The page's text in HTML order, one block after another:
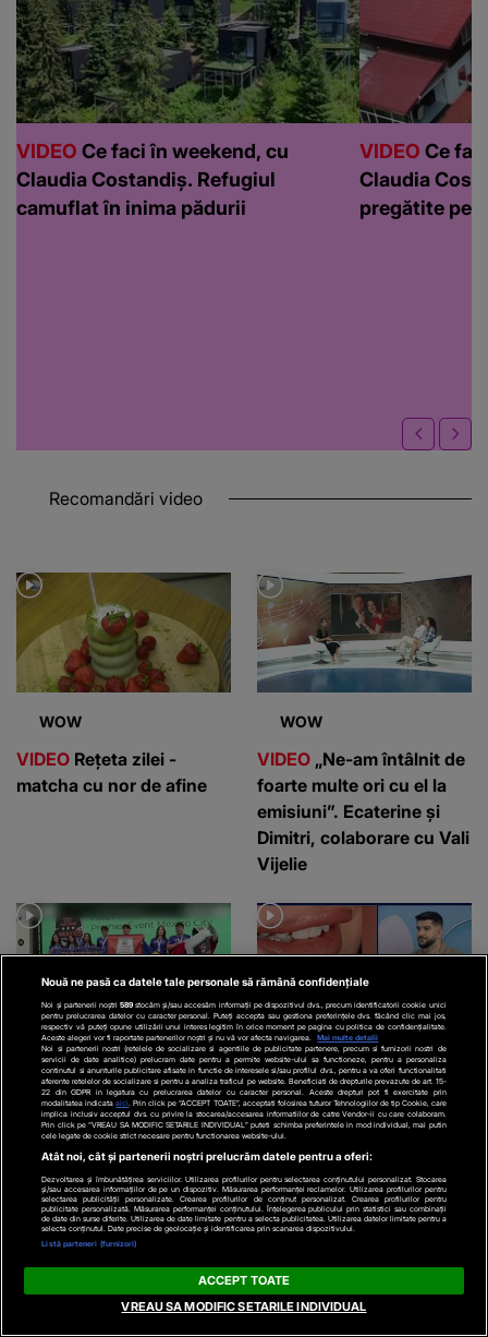
VIDEO Ce faci în weekend, cu
Claudia Costandiș. Refugiul
camuflat în inima pădurii
VIDEO Ce
Claudia
pregătite
Recomandări video
WOW
VIDEO Rețeta zilei -
matcha cu nor de afine
WOW
VIDEO „Ne-am întâlnit de
foarte multe ori cu el la
emisiuni”. Ecaterine și
Dimitri, colaborare cu Vali
Vijelie
WOW
VIDEO„Am plâns”. Elevii
din Turda au câștigat
marele trofeu la robotică
WOW
VIDEO„Efectele pot să fie
destul de rapide”.
Fumatul, dușmanul
danturii
Nouă ne pasă ca datele tale personale să rămână confidențiale
Noi și partenerii noștri 589stocăm și/sau accesăm informații pe dispozitivul dvs., precum identificatorii cookie unici
pentru prelucrarea datelor cu caracter personal. Puteți accepta sau gestiona preferințele dvs. făcând clic mai jos,
respectiv vă puteți opune utilizării unui interes legitim în orice moment pe pagina cu politica de confidențialitate.
Aceste alegeri vor fi raportate partenerilor noștri și nu vă vor afecta navigarea.
Mai multe detalii
Noi si partenerii nostri (retelele de socializare si agentiile de publicitate partenere, precum si furnizorii nostri de
servicii de date analitice) prelucram date pentru a permite website-ului sa functioneze, pentru a personaliza
continutul si anunturile publicitare afisate in functie de interesele si/sau profilul dvs., pentru a va oferi functionalitati
aferente retelelor de socializare si pentru a analiza traficul pe website. Beneficiati de drepturile prevazute de art. 15-
22 din GDPR in legatura cu prelucrarea datelor cu caracter personal. Aceste drepturi pot fi exercitate prin
modalitatea indicataaici . Prin click pe “ACCEPT TOATE”, acceptati folosirea tuturor Tehnologiilor de tip Cookie, care
implica inclusiv acceptul dvs. cu privire la stocarea/accesarea informatiilor de catre Vendor-ii cu care colaboram.
Prin click pe “VREAU SA MODIFIC SETARILE INDIVIDUAL” puteti schimba preferintele in mod individual, mai putin
cele legate de cookie strict necesare pentru functionarea website-ului.
Atât noi, cât și partenerii noștri prelucrăm datele pentru a oferi:
Dezvoltarea și îmbunătățirea serviciilor. Utilizarea profilurilor pentru selectarea conținutului personalizat. Stocarea
și/sau accesarea informațiilor de pe un dispozitiv. Măsurarea performanței reclamelor. Utilizarea profilurilor pentru
selectarea publicității personalizate. Crearea profilurilor de conținut personalizat. Crearea profilurilor pentru
publicitate personalizată. Măsurarea performanței conținutului. Înțelegerea publicului prin statistici sau combinații
de date din surse diferite. Utilizarea de date limitate pentru a selecta publicitatea. Utilizarea datelor limitate pentru a
selecta conținutul. Date precise de geolocație și identificarea prin scanarea dispozitivului.
Listă parteneri (furnizori)
ACCEPT TOATE
VREAU SA MODIFIC SETARILE INDIVIDUAL